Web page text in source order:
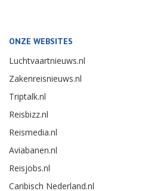
ONZE WEBSITES
Luchtvaartnieuws.nl
Zakenreisnieuws.nl
Triptalk.nl
Reisbizz.nl
Reismedia.nl
Aviabanen.nl
Reisjobs.nl
Caribisch Nederland.nl